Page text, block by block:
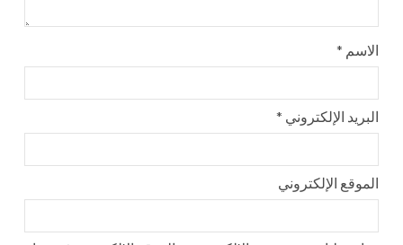
الاسم *
البريد الإلكتروني *
الموقع الإلكتروني